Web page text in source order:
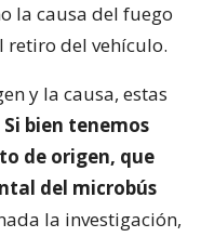
la causa del fuego
retiro del vehículo.
y la causa, estas
Si bien tenemos
de origen, que
del microbús
la investigación,